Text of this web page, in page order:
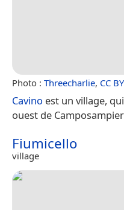
Photo : Threecharlie, CC
Cavino est un village,
ouest de
Fiumicello
village